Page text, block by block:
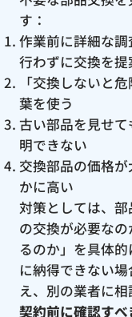
す：
作業前に詳細な
行わずに交換を提
「交換しないと
葉を使う
古い部品を見せ
明できない
交換部品の価格
かに高い
対策としては、
の交換が必要な
るのか」を具体
に納得できない
え、別の業者に相
契約前に確認す